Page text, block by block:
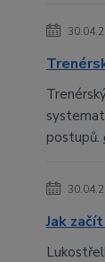
postupů.
Jak